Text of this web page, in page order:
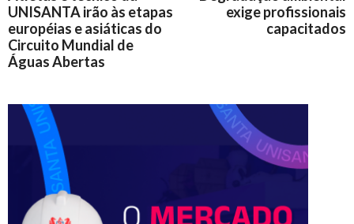
UNISANTA irão às etapas
européias e asiáticas do
Circuito Mundial de
Águas Abertas
exige profissionais
capacitados